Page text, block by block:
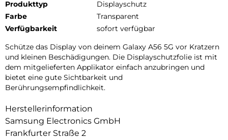
Produkttyp
Displayschutz
Farbe
Transparent
Verfügbarkeit
sofort verfügbar
Schütze das Display von deinem Galaxy A56 5G vor Kratzern
und kleinen Beschädigungen. Die Displayschutzfolie ist mit
dem mitgelieferten Applikator einfach anzubringen und
bietet eine gute Sichtbarkeit und
Berührungsempfindlichkeit.
Herstellerinformation
Samsung Electronics GmbH
Frankfurter Straße 2